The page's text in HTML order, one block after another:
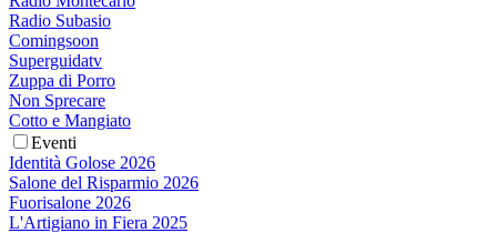
Radio Subasio
Comingsoon
Superguidatv
Zuppa di Porro
Non Sprecare
Cotto e Mangiato
Eventi
Identità Golose 2026
Salone del Risparmio 2026
Fuorisalone 2026
L'Artigiano in Fiera 2025